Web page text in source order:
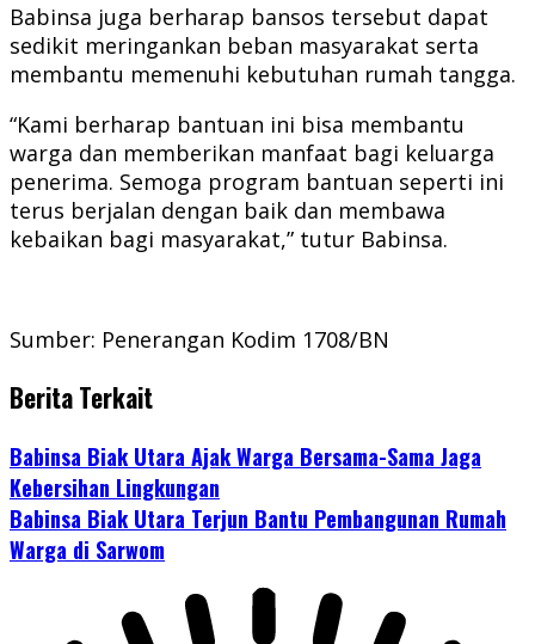
Babinsa juga berharap bansos tersebut dapat
sedikit meringankan beban masyarakat serta
membantu memenuhi kebutuhan rumah tangga.
“Kami berharap bantuan ini bisa membantu
warga dan memberikan manfaat bagi keluarga
penerima. Semoga program bantuan seperti ini
terus berjalan dengan baik dan membawa
kebaikan bagi masyarakat,” tutur Babinsa.
Sumber: Penerangan Kodim 1708/BN
Berita Terkait
Babinsa Biak Utara Ajak Warga Bersama-Sama Jaga
Kebersihan Lingkungan
Babinsa Biak Utara Terjun Bantu Pembangunan Rumah
Warga di Sarwom